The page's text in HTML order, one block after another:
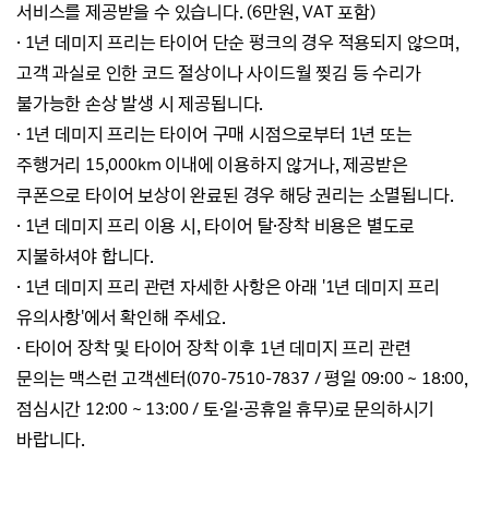
서비스를 제공받을 수 있습니다. (6만원, VAT 포함)
· 1년 데미지 프리는 타이어 단순 펑크의 경우 적용되지 않으며,
고객 과실로 인한 코드 절상이나 사이드월 찢김 등수리가
불가능한 손상 발생 시 제공됩니다.
· 1년 데미지 프리는 타이어 구매 시점으로부터 1년 또는
주행거리 15,000km 이내에 이용하지 않거나,제공받은
쿠폰으로 타이어 보상이 완료된 경우해당 권리는 소멸됩니다.
· 1년 데미지 프리 이용 시, 타이어 탈·장착 비용은 별도로
지불하셔야 합니다.
· 1년 데미지 프리 관련 자세한 사항은 아래 '1년 데미지 프리
유의사항'에서 확인해 주세요.
· 타이어 장착 및 타이어 장착 이후 1년 데미지 프리 관련
문의는 맥스런 고객센터(070-7510-7837 / 평일 09:00 ~ 18:00,
점심시간 12:00 ~ 13:00 / 토·일·공휴일 휴무)로문의하시기
바랍니다.